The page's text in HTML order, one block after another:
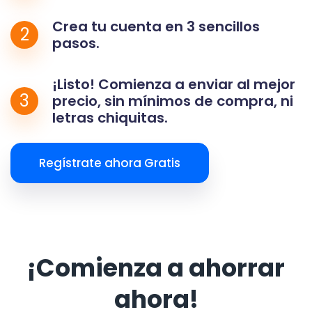
2
Crea tu cuenta en 3 sencillos
pasos.
3
¡Listo! Comienza a enviar al mejor
precio, sin mínimos de compra, ni
letras chiquitas.
Regístrate ahora Gratis
¡Comienza a ahorrar
ahora!